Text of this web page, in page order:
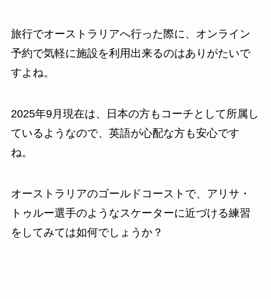
旅行でオーストラリアへ行った際に、オンライン
予約で気軽に施設を利用出来るのはありがたいで
すよね。
2025年9月現在は、日本の方もコーチとして所属し
ているようなので、英語が心配な方も安心です
ね。
オーストラリアのゴールドコーストで、アリサ・
トゥルー選手のようなスケーターに近づける練習
をしてみては如何でしょうか？